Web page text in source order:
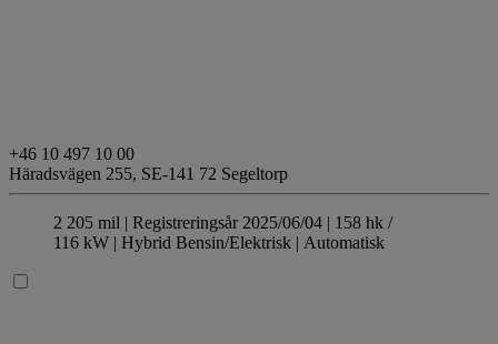
+46 10 497 10 00
Häradsvägen 255, SE-141 72 Segeltorp
2 205 mil | Registreringsår 2025/06/04 | 158 hk /
116 kW | Hybrid Bensin/Elektrisk | Automatisk